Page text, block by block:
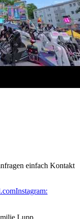
einfach Kontakt
Instagram:
Lupp